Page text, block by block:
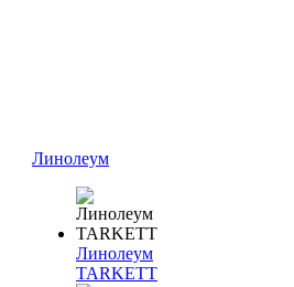
Линолеум
Линолеум
TARKETT